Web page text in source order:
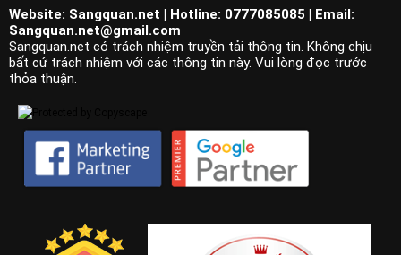
Website: Sangquan.net | Hotline: 0777085085 | Email:
Sangquan.net@gmail.com
Sangquan.net có trách nhiệm truyền tải thông tin. Không chịu
bất cứ trách nhiệm với các thông tin này. Vui lòng đọc trước
thỏa thuận.